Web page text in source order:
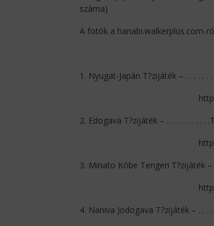
száma)
A fotók a hanabi.walkerplus.com-
1. Nyugat-Japán T?zijáték – . . . . . .
2. Edogava T?zijáték – . . . . . . . . . .
3. Minato Kóbe Tengeri T?zijáték –
4. Naniva Jodogava T?zijáték – . . .